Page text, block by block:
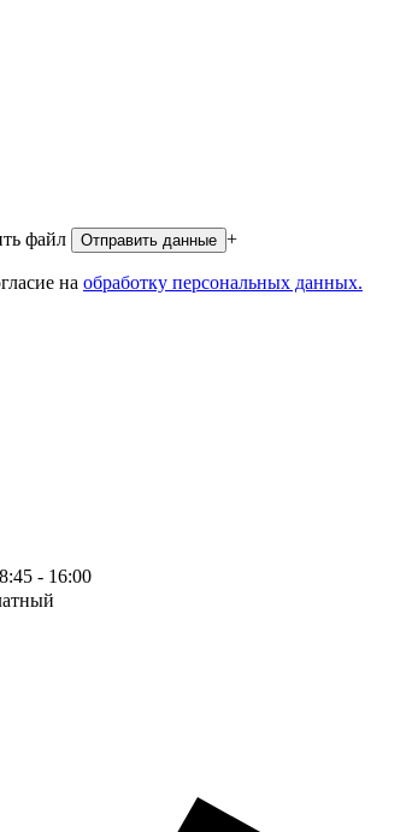
файл
Отправить данные +
на обработку персональных данных.
- 16:00